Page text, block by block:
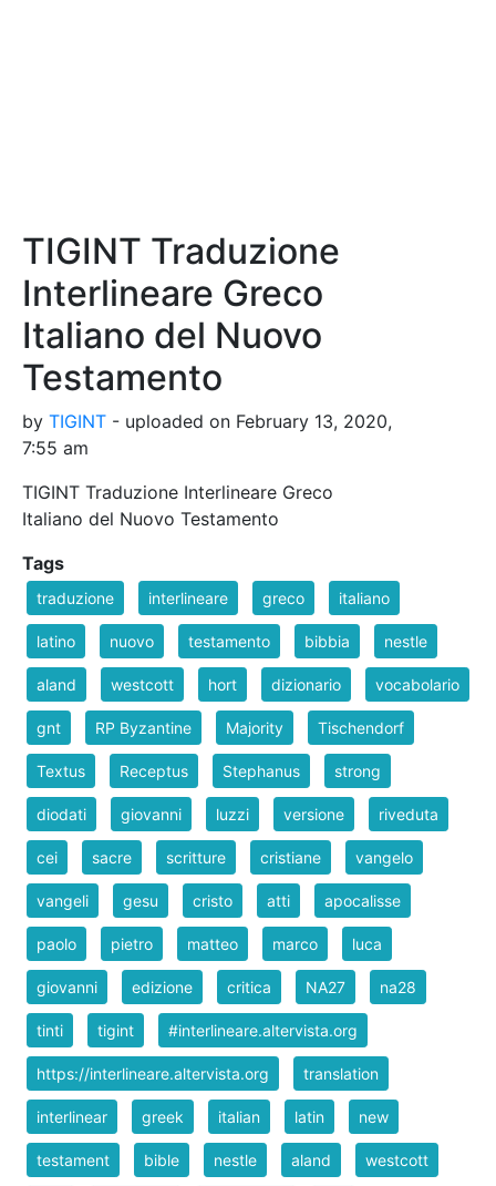
TIGINT Traduzione
Interlineare Greco
Italiano del Nuovo
Testamento
by TIGINT - uploaded on February 13, 2020,
7:55 am
TIGINT Traduzione Interlineare Greco
Italiano del Nuovo Testamento
Tags
traduzione interlineare greco italiano
latino nuovo testamento bibbia nestle
aland westcott hort dizionario vocabolario
gnt RP Byzantine Majority Tischendorf
Textus Receptus Stephanus strong
diodati giovanni luzzi versione riveduta
cei sacre scritture cristiane vangelo
vangeli gesu cristo atti apocalisse
paolo pietro matteo marco luca
giovanni edizione critica NA27 na28
tinti tigint #interlineare.altervista.org
https://interlineare.altervista.org translation
interlinear greek italian latin new
testament bible nestle aland westcott